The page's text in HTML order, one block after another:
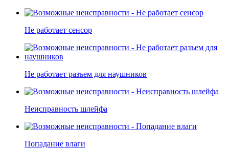
Не работает сенсор
Не работает разъем для наушников
Неисправность шлейфа
Попадание влаги